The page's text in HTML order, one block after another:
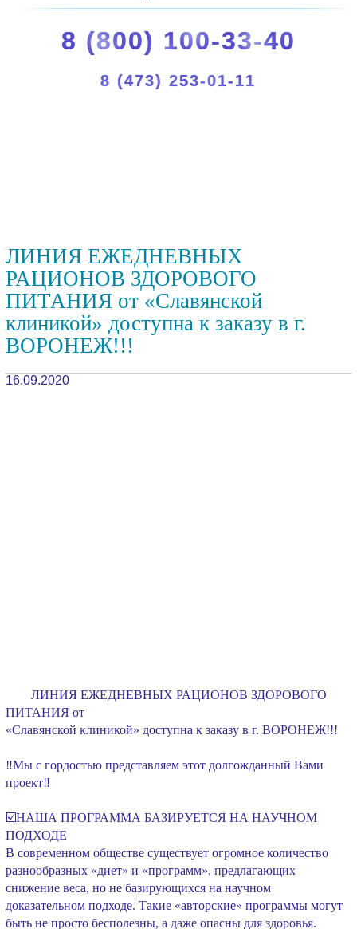
8 (800) 100-33-40
8 (473) 253-01-11
ЛИНИЯ ЕЖЕДНЕВНЫХ
РАЦИОНОВ ЗДОРОВОГО
ПИТАНИЯ от «Славянской
клиникой» доступна к заказу в г.
ВОРОНЕЖ!!!
16.09.2020
ЛИНИЯ ЕЖЕДНЕВНЫХ РАЦИОНОВ ЗДОРОВОГО
ПИТАНИЯ от
«Славянской клиникой» доступна к заказу в г. ВОРОНЕЖ!!!
‼️Мы с гордостью представляем этот долгожданный Вами
проект‼️
☑️НАША ПРОГРАММА БАЗИРУЕТСЯ НА НАУЧНОМ
ПОДХОДЕ
В современном обществе существует огромное количество
разнообразных «диет» и «программ», предлагающих
снижение веса, но не базирующихся на научном
доказательном подходе. Такие «авторские» программы могут
быть не просто бесполезны, а даже опасны для здоровья.